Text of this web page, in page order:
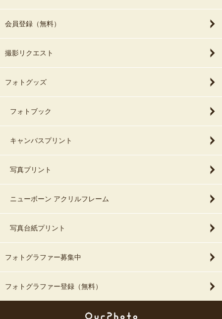
会員登録（無料）
撮影リクエスト
フォトグッズ
フォトブック
キャンバスプリント
写真プリント
ニューボーン アクリルフレーム
写真台紙プリント
フォトグラファー募集中
フォトグラファー登録（無料）